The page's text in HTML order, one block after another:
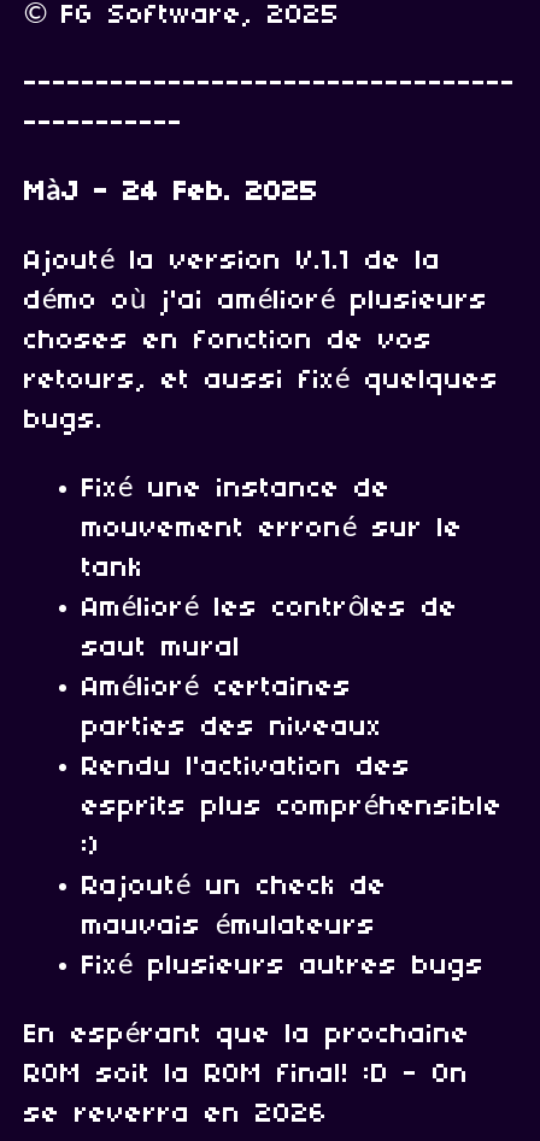
© FG Software, 2025
----------------------------------
-----------
MàJ - 24 Feb. 2025
Ajouté la version V.1.1 de la
démo où j'ai amélioré plusieurs
choses en fonction de vos
retours, et aussi fixé quelques
bugs.
Fixé une instance de
mouvement erroné sur le
tank
Amélioré les contrôles de
saut mural
Amélioré certaines
parties des niveaux
Rendu l'activation des
esprits plus compréhensible
:)
Rajouté un check de
mauvais émulateurs
Fixé plusieurs autres bugs
En espérant que la prochaine
ROM soit la ROM final! :D - On
se reverra en 2026